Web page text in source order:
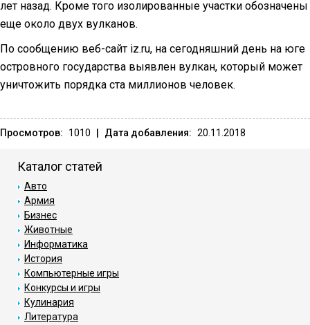
лет назад. Кроме того изолированные участки обозначены
еще около двух вулканов.
По сообщению веб-сайт iz.ru, на сегодняшний день на юге
островного государства выявлен вулкан, который может
уничтожить порядка ста миллионов человек.
Просмотров: 1010 Дата добавления: 20.11.2018
Каталог статей
Авто
Армия
Бизнес
Животные
Информатика
История
Компьютерные игры
Конкурсы и игры
Кулинария
Литература